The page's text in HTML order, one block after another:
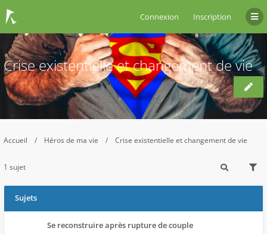
Connexion Inscription
Crise existentielle et changement de vie
Accueil Héros de ma vie Crise existentielle et changement de vie
1 sujet
Sujets
Se reconstruire après rupture de couple